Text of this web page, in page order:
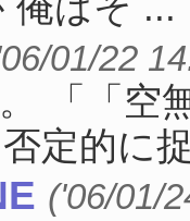
俺はそ ...
01/22
。 「「
定的に
('06/01/